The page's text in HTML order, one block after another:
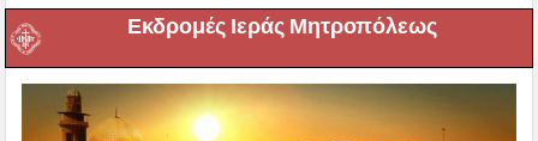
Εκδρομές Ιεράς Μητροπόλεως